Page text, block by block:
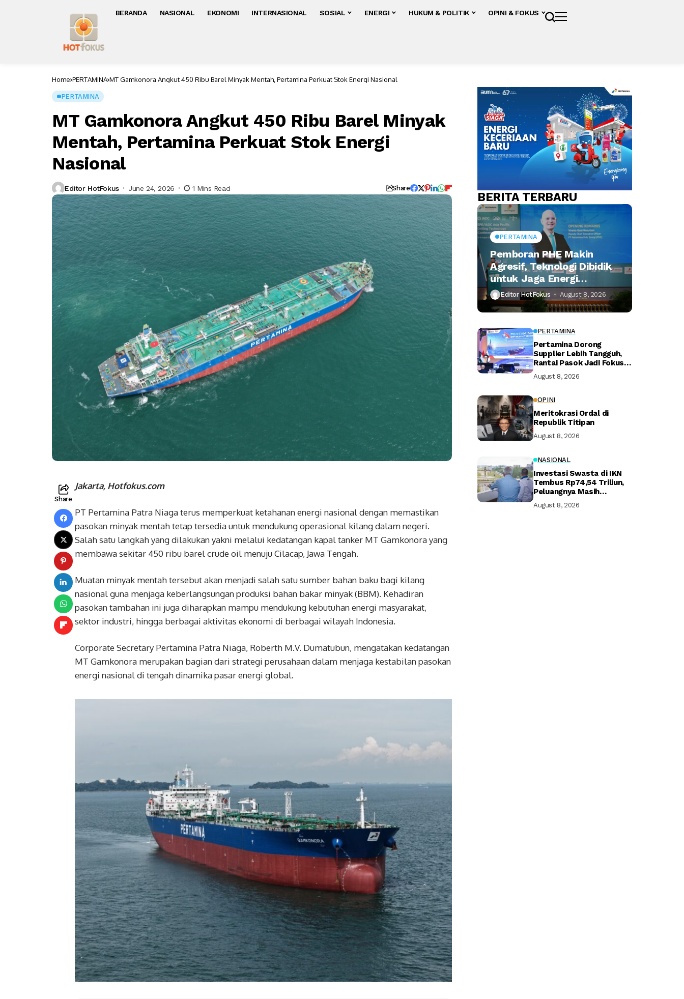
BERANDA NASIONAL EKONOMI INTERNASIONAL SOSIAL ENERGI HUKUM & POLITIK OPINI & FOKUS
Home PERTAMINA MT Gamkonora Angkut 450 Ribu Barel Minyak Mentah, Pertamina Perkuat Stok Energi Nasional
PERTAMINA
MT Gamkonora Angkut 450 Ribu Barel Minyak
Mentah, Pertamina Perkuat Stok Energi
Nasional
Editor HotFokus June 24, 2026 1 Mins Read Share
Share
Jakarta, Hotfokus.com
PT Pertamina Patra Niaga terus memperkuat ketahanan energi nasional dengan memastikan
pasokan minyak mentah tetap tersedia untuk mendukung operasional kilang dalam negeri.
Salah satu langkah yang dilakukan yakni melalui kedatangan kapal tanker MT Gamkonora yang
membawa sekitar 450 ribu barel crude oil menuju Cilacap, Jawa Tengah.
Muatan minyak mentah tersebut akan menjadi salah satu sumber bahan baku bagi kilang
nasional guna menjaga keberlangsungan produksi bahan bakar minyak (BBM). Kehadiran
pasokan tambahan ini juga diharapkan mampu mendukung kebutuhan energi masyarakat,
sektor industri, hingga berbagai aktivitas ekonomi di berbagai wilayah Indonesia.
Corporate Secretary Pertamina Patra Niaga, Roberth M.V. Dumatubun, mengatakan kedatangan
MT Gamkonora merupakan bagian dari strategi perusahaan dalam menjaga kestabilan pasokan
energi nasional di tengah dinamika pasar energi global.
BERITA TERBARU
PERTAMINA
Pemboran PHE Makin
Agresif, Teknologi Dibidik
untuk Jaga Energi
Nasional
Editor HotFokus August 8, 2026
PERTAMINA
Pertamina Dorong
Supplier Lebih Tangguh,
Rantai Pasok Jadi Fokus
August 8, 2026
OPINI
Meritokrasi Ordal di
Republik Titipan
August 8, 2026
NASIONAL
Investasi Swasta di IKN
Tembus Rp74,54 Triliun,
Peluangnya Masih
August 8, 2026